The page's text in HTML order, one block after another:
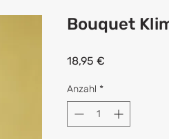
Bouquet
18,95 €
Anzahl *